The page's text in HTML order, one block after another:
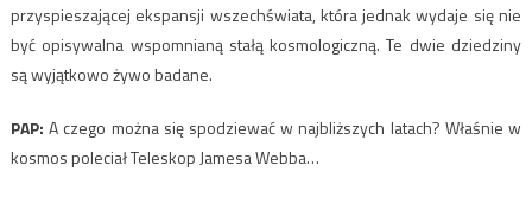
przyspieszającej ekspansji wszechświata, która jednak wydaje się nie
być opisywalna wspomnianą stałą kosmologiczną. Te dwie dziedziny
są wyjątkowo żywo badane.
PAP:A czego można się spodziewać w najbliższych latach? Właśnie w
kosmos poleciał Teleskop Jamesa Webba…